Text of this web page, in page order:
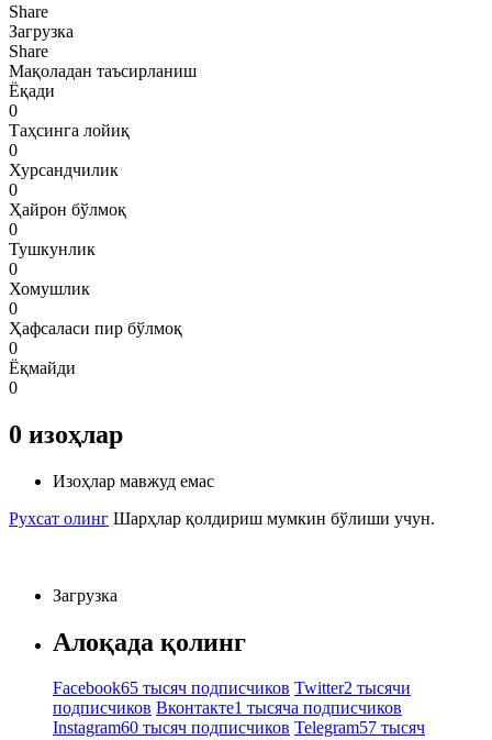
Share
Загрузка
Share
Мақоладан таъсирланиш
Ёқади
0
Таҳсинга лойиқ
0
Хурсандчилик
0
Ҳайрон бўлмоқ
0
Тушкунлик
0
Хомушлик
0
Ҳафсаласи пир бўлмоқ
0
Ёқмайди
0
0 изоҳлар
Изоҳлар мавжуд емас
Рухсат олинг Шарҳлар қолдириш мумкин бўлиши учун.
Загрузка
Алоқада қолинг
Facebook65 тысяч подписчиков Twitter2 тысячи
подписчиков Вконтакте1 тысяча подписчиков
Instagram60 тысяч подписчиков Telegram57 тысяч